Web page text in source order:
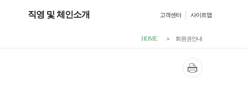
고객센터 사이트맵
직영 및 체인소개
HOME 회원권안내